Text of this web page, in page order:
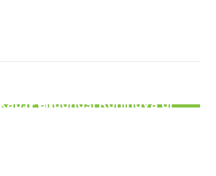
PJU
Pengungsi Rohingya di
BPBD Tulungagung